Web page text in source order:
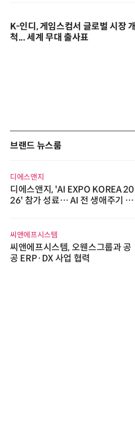
K-인디, 게임스컴서 글로벌 시장 개
척... 세계 무대 출사표
브랜드 뉴스룸
디에스앤지
디에스앤지, 'AI EXPO KOREA 20
26' 참가 성료… AI 전 생애주기 아
씨앤에프시스템
씨앤에프시스템, 오웬스그룹과 공
공 ERP·DX 사업 협력